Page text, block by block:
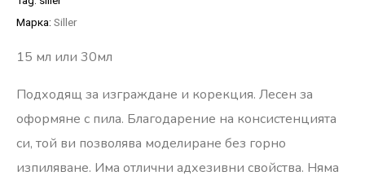
Марка: Siller
15 мл или 30мл
Подходящ за изграждане и корекция. Лесен за
оформяне с пила. Благодарение на консистенцията
си, той ви позволява моделиране без горно
изпиляване. Има отлични адхезивни свойства. Няма